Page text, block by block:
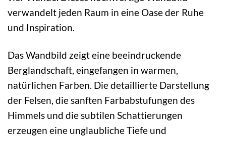
verwandelt jeden Raum in eine Oase der Ruhe
und Inspiration.
Das Wandbild zeigt eine beeindruckende
Berglandschaft, eingefangen in warmen,
natürlichen Farben. Die detaillierte Darstellung
der Felsen, die sanften Farbabstufungen des
Himmels und die subtilen Schattierungen
erzeugen eine unglaubliche Tiefe und